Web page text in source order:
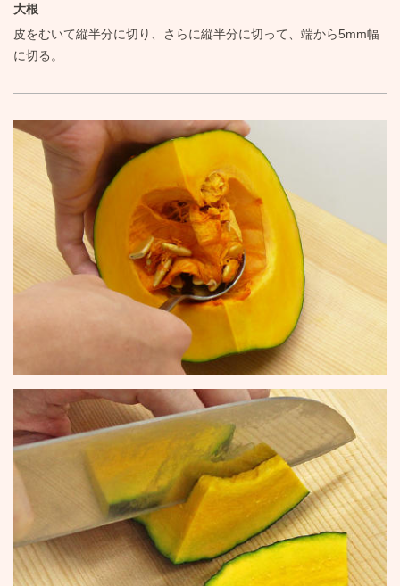
大根
皮をむいて縦半分に切り、さらに縦半分に切って、端から5mm幅
に切る。